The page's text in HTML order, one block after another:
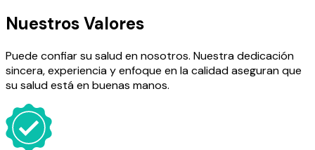
Nuestros Valores
Puede confiar su salud en nosotros. Nuestra dedicación
sincera, experiencia y enfoque en la calidad aseguran que
su salud está en buenas manos.